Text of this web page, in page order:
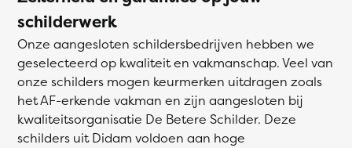
schilderwerk
Onze aangesloten schildersbedrijven hebben we
geselecteerd op kwaliteit en vakmanschap. Veel van
onze schilders mogen keurmerken uitdragen zoals
het AF-erkende vakman en zijn aangesloten bij
kwaliteitsorganisatie De Betere Schilder. Deze
schilders uit Didam voldoen aan hoge